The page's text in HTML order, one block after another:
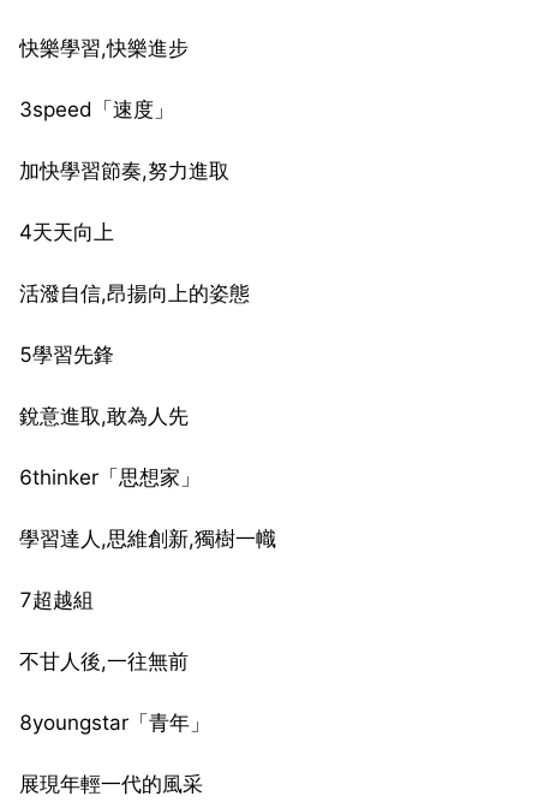
快樂學習,快樂進步
3speed「速度」
加快學習節奏,努力進取
4天天向上
活潑自信,昂揚向上的姿態
5學習先鋒
銳意進取,敢為人先
6thinker「思想家」
學習達人,思維創新,獨樹一幟
7超越組
不甘人後,一往無前
8youngstar「青年」
展現年輕一代的風采